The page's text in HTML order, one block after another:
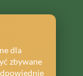
dla
zbywane